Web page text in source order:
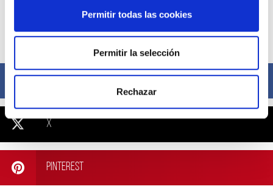
Permitir todas las cookies
Permitir la selección
Rechazar
Compártelo ahora
Facebook
X
Pinterest